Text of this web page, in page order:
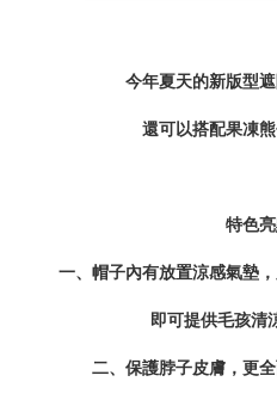
今年夏天的新版型
還可以搭配果凍
特色亮
一、帽子內有放置涼感氣墊
即可提供毛孩清
二、保護脖子皮膚，更